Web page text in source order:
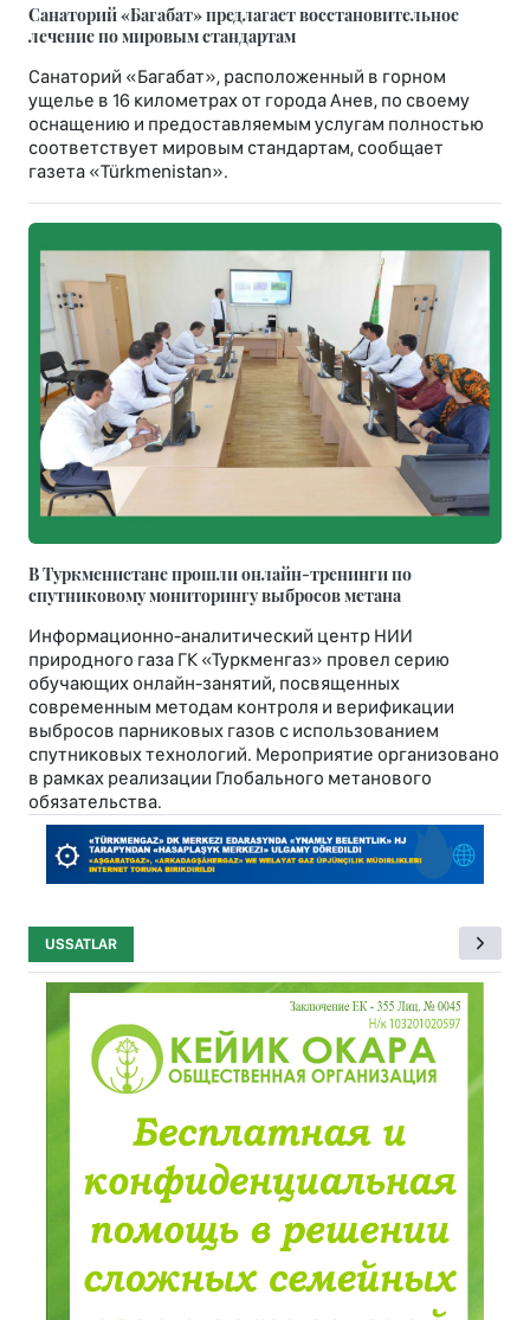
Санаторий «Багабат» предлагает восстановительное
лечение по мировым стандартам
Санаторий «Багабат», расположенный в горном
ущелье в 16 километрах от города Анев, по своему
оснащению и предоставляемым услугам полностью
соответствует мировым стандартам, сообщает
газета «Türkmenistan».
В Туркменистане прошли онлайн-тренинги по
спутниковому мониторингу выбросов метана
Информационно-аналитический центр НИИ
природного газа ГК «Туркменгаз» провел серию
обучающих онлайн-занятий, посвященных
современным методам контроля и верификации
выбросов парниковых газов с использованием
спутниковых технологий. Мероприятие организовано
в рамках реализации Глобального метанового
обязательства.
USSATLAR